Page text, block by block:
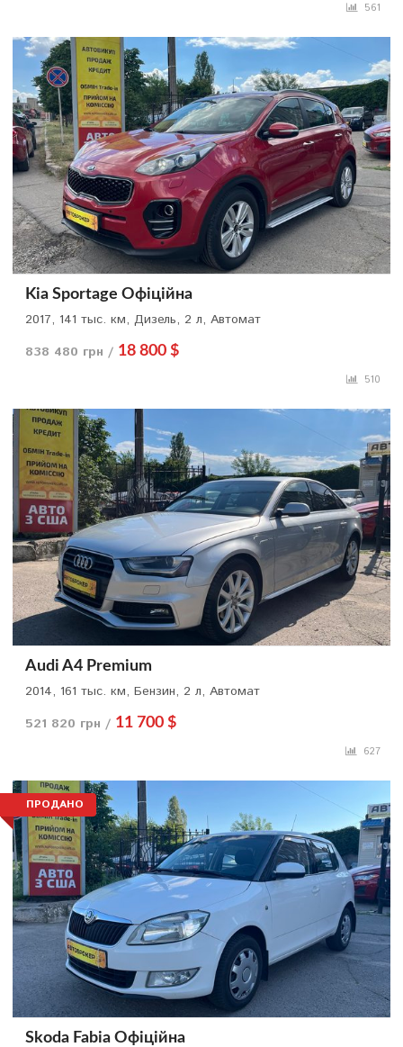
561
Kia Sportage Офіційна
2017, 141 тыс. км, Дизель, 2 л, Автомат
838 480 грн / 18 800 $
510
Audi A4 Premium
2014, 161 тыс. км, Бензин, 2 л, Автомат
521 820 грн / 11 700 $
627
ПРОДАНО
Skoda Fabia Офіційна